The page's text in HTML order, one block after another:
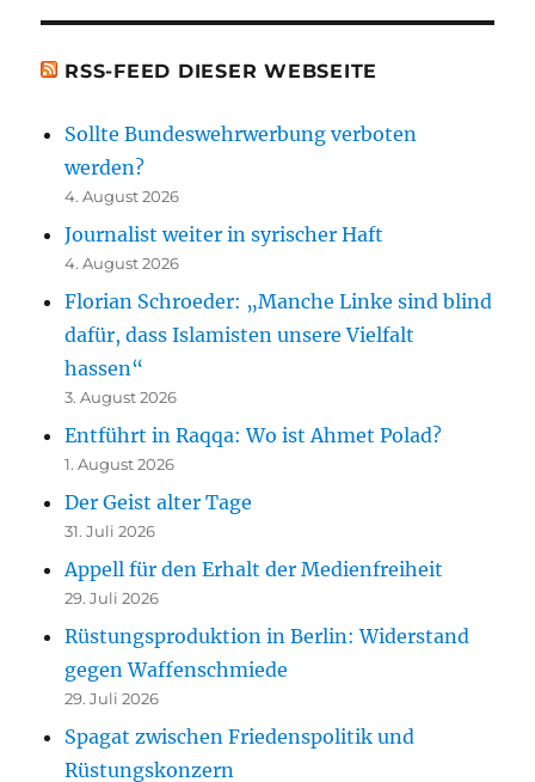
RSS-FEED DIESER WEBSEITE
Sollte Bundeswehrwerbung verboten
werden?
4. August 2026
Journalist weiter in syrischer Haft
4. August 2026
Florian Schroeder: „Manche Linke sind blind
dafür, dass Islamisten unsere Vielfalt
hassen“
3. August 2026
Entführt in Raqqa: Wo ist Ahmet Polad?
1. August 2026
Der Geist alter Tage
31. Juli 2026
Appell für den Erhalt der Medienfreiheit
29. Juli 2026
Rüstungsproduktion in Berlin: Widerstand
gegen Waffenschmiede
29. Juli 2026
Spagat zwischen Friedenspolitik und
Rüstungskonzern